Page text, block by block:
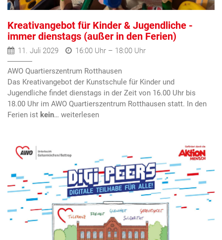
Kreativangebot für Kinder & Jugendliche -
immer dienstags (außer in den Ferien)
11. Juli 2029 16:00 Uhr – 18:00 Uhr
AWO Quartierszentrum Rotthausen
Das Kreativangebot der Kunstschule für Kinder und
Jugendliche findet dienstags in der Zeit von 16.00 Uhr bis
18.00 Uhr im AWO Quartierszentrum Rotthausen statt. In den
Ferien ist kein…